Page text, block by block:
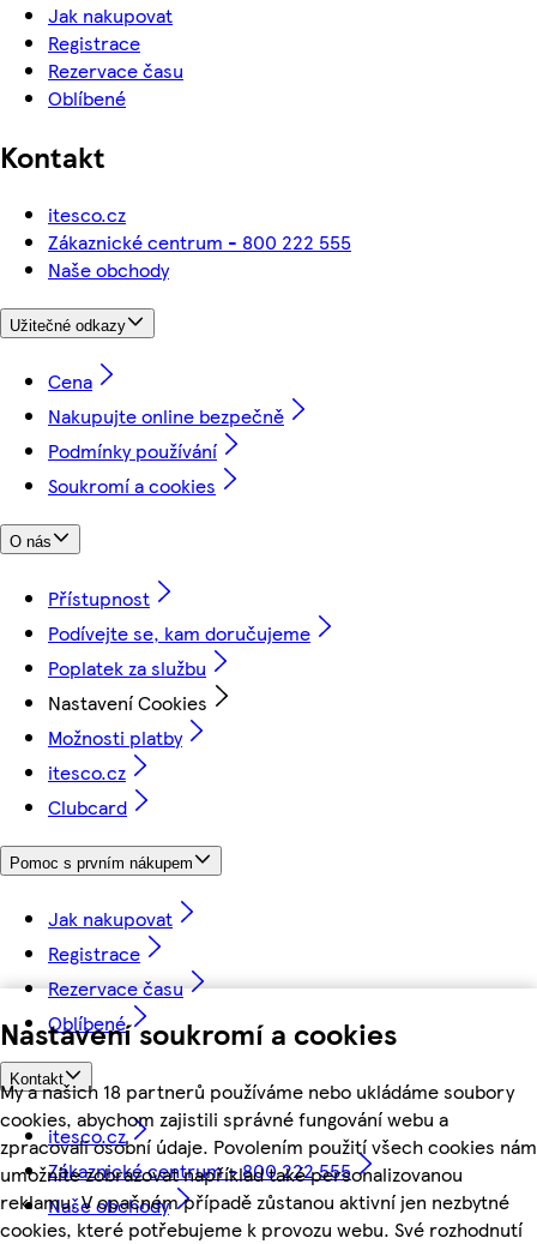
Nastavení soukromí a cookies
My a našich 18 partnerů používáme nebo ukládáme soubory
cookies, abychom zajistili správné fungování webu a
zpracovali osobní údaje. Povolením použití všech cookies nám
umožníte zobrazovat například také personalizovanou
reklamu. V opačném případě zůstanou aktivní jen nezbytné
cookies, které potřebujeme k provozu webu. Své rozhodnutí
Jak nakupovat
Registrace
Rezervace času
Oblíbené
Kontakt
itesco.cz
Zákaznické centrum - 800 222 555
Naše obchody
Užitečné odkazy
Cena
Nakupujte online bezpečně
Podmínky používání
Soukromí a cookies
O nás
Přístupnost
Podívejte se, kam doručujeme
Poplatek za službu
Nastavení Cookies
Možnosti platby
itesco.cz
Clubcard
Pomoc s prvním nákupem
Jak nakupovat
Registrace
Rezervace času
Oblíbené
Kontakt
itesco.cz
Zákaznické centrum - 800 222 555
Naše obchody